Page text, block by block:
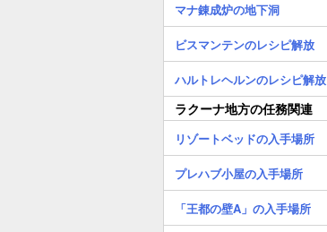
マナ錬成炉の地下洞
ビスマンテンのレシピ解放
ハルトレヘルンのレシピ解放
ラクーナ地方の任務関連
リゾートベッドの入手場所
プレハブ小屋の入手場所
「王都の壁A」の入手場所